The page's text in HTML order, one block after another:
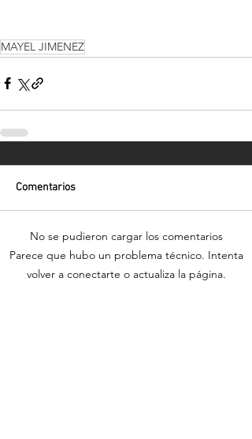
MAYEL JIMENEZ
Comentarios
No se pudieron cargar los comentarios
Parece que hubo un problema técnico. Intenta
volver a conectarte o actualiza la página.